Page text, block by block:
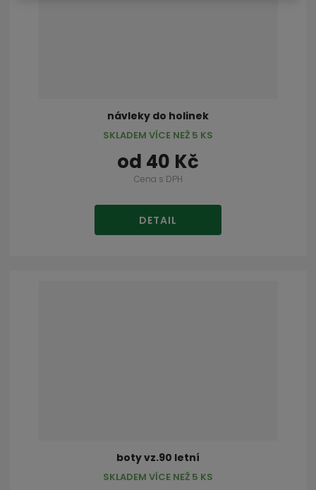
návleky do holinek
od 40 Kč
Cena s DPH
DETAIL
SKLADEM VÍCE NEŽ 5 KS
boty vz.90 letní
SKLADEM VÍCE NEŽ 5 KS